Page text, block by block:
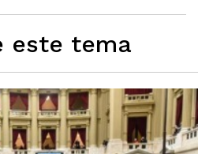
este tema